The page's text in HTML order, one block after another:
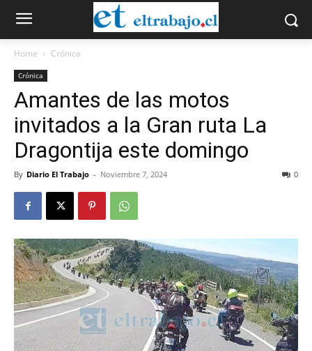
Home Crónica
Crónica
Amantes de las motos
invitados a la Gran ruta La
Dragontija este domingo
By Diario El Trabajo - Noviembre 7, 2024 0